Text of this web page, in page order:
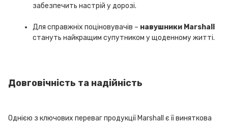
забезпечить настрій у дорозі.
Для справжніх поціновувачів – навушники Marshall
стануть найкращим супутником у щоденному житті.
Довговічність та надійність
Однією з ключових переваг продукції Marshall є її виняткова